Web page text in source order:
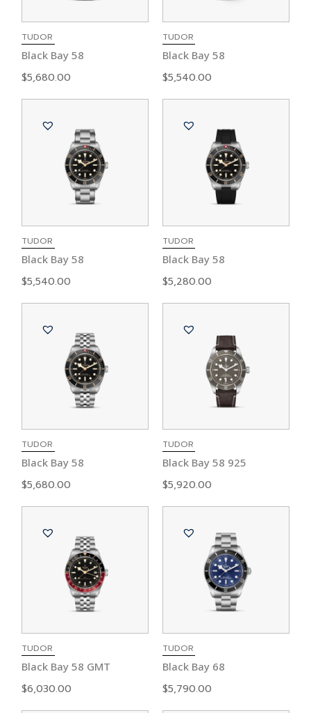
TUDOR
Black Bay 58
$5,680.00
TUDOR
Black Bay 58
$5,540.00
TUDOR
Black Bay 58
$5,540.00
TUDOR
Black Bay 58
$5,280.00
TUDOR
Black Bay 58
$5,680.00
TUDOR
Black Bay 58 925
$5,920.00
TUDOR
Black Bay 58 GMT
$6,030.00
TUDOR
Black Bay 68
$5,790.00